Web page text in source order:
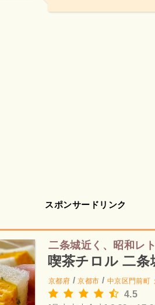
スポンサードリンク
二条城近く、昭和レ
喫茶チロル 二条
京都府 /京都市 / 中京区門前町
4.5